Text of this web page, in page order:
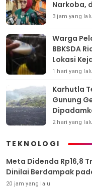
Narkoba,
3 jam yang
Warga
BBKSDA
Lokasi
1 hari yang
Karhutla
Gunung
2 hari yang
TEKNOLOGI
Meta Didenda Rp16,8
Dinilai Berdampak
20 jam yang lalu